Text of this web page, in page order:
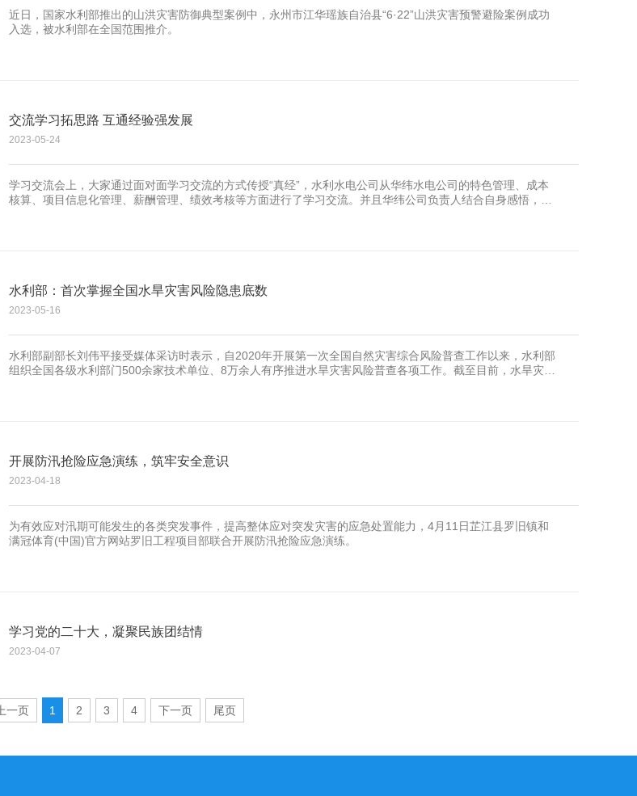
近日，国家水利部推出的山洪灾害防御典型案例中，永州市江华瑶族自治县“6·22”山洪灾害预警避险案例成功
入选，被水利部在全国范围推介。
交流学习拓思路 互通经验强发展
2023-05-24
学习交流会上，大家通过面对面学习交流的方式传授“真经”，水利水电公司从华纬水电公司的特色管理、成本
核算、项目信息化管理、薪酬管理、绩效考核等方面进行了学习交流。并且华纬公司负责人结合自身感悟，与
水利部：首次掌握全国水旱灾害风险隐患底数
2023-05-16
水利部副部长刘伟平接受媒体采访时表示，自2020年开展第一次全国自然灾害综合风险普查工作以来，水利部
组织全国各级水利部门500余家技术单位、8万余人有序推进水旱灾害风险普查各项工作。截至目前，水旱灾害
开展防汛抢险应急演练，筑牢安全意识
2023-04-18
为有效应对汛期可能发生的各类突发事件，提高整体应对突发灾害的应急处置能力，4月11日芷江县罗旧镇和
满冠体育(中国)官方网站罗旧工程项目部联合开展防汛抢险应急演练。
学习党的二十大，凝聚民族团结情
2023-04-07
为学习贯彻党的二十大精神，进一步铸牢中华民族共同体意识，积极培育民族团结进步意识。2023年3月17
日，满冠体育(中国)官方网站结合民族团结创建活动开展了宣传贯彻党的二十大精神“习语连心”理论微宣讲活
动，公司全体党员和部分职工参与了学习。
上一页 1 2 3 4 下一页 尾页